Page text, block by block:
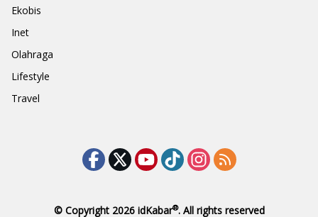
Ekobis
Inet
Olahraga
Lifestyle
Travel
© Copyright 2026 idKabar®. All rights reserved